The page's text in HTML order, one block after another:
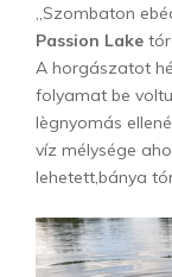
„Szombaton
Passion Lake
A horgászatot
folyamat be
lègnyomás
víz mélysége
lehetett,bánya